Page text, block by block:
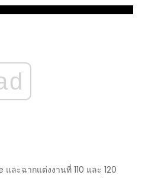
ละฉากแต่งงานที่ 110 และ 120